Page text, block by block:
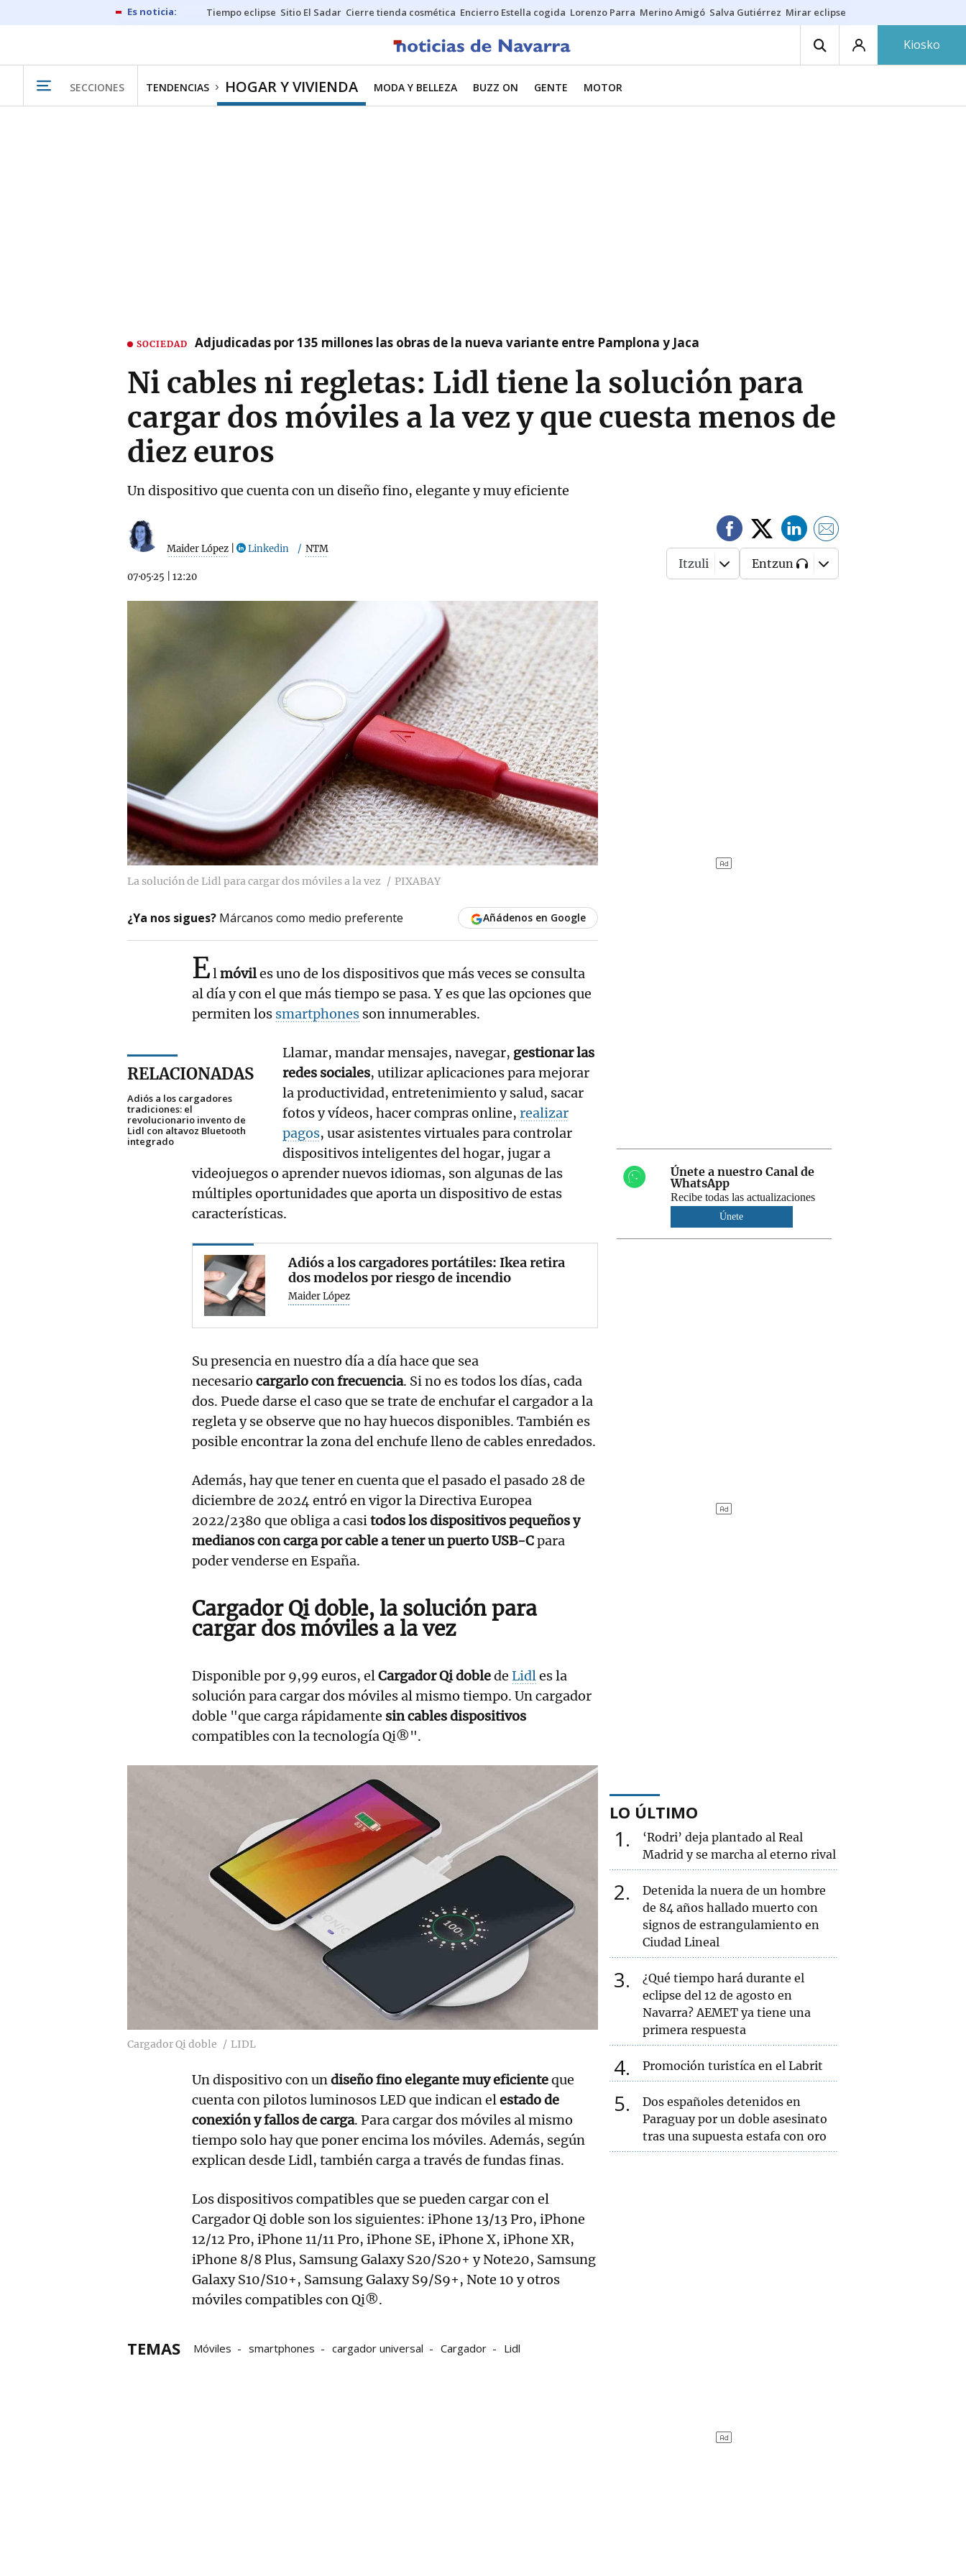
Tiempo eclipse Sitio El Sadar Cierre tienda cosmética Encierro Estella cogida Lorenzo Parra Merino Amigó Salva Gutiérrez Mirar eclipse
Kiosko
SECCIONES TENDENCIAS HOGAR Y VIVIENDA MODA Y BELLEZA BUZZ ON GENTE MOTOR
SOCIEDAD Adjudicadas por 135 millones las obras de la nueva variante entre Pamplona y Jaca
Ni cables ni regletas: Lidl tiene la solución para
cargar dos móviles a la vez y que cuesta menos de
diez euros
Un dispositivo que cuenta con un diseño fino, elegante y muy eficiente
Maider López Linkedin NTM
07·05·25 12:20
Itzuli Entzun
La solución de Lidl para cargar dos móviles a la vez PIXABAY
¿Ya nos sigues? Márcanos como medio preferente Añádenos en Google
Elmóviles uno de los dispositivos que más veces se consulta
al día y con el que más tiempo se pasa. Y es que las opciones que
permiten los smartphones son innumerables.
RELACIONADAS
Adiós a los cargadores
tradiciones: el
revolucionario invento de
Lidl con altavoz Bluetooth
integrado
Llamar, mandar mensajes, navegar, gestionar las
redes sociales, utilizar aplicaciones para mejorar
la productividad, entretenimiento y salud, sacar
fotos y vídeos, hacer compras online,realizar
pagos, usar asistentes virtuales para controlar
dispositivos inteligentes del hogar, jugar a
videojuegos o aprender nuevos idiomas, son algunas de las
múltiples oportunidades que aporta un dispositivo de estas
características.
Adiós a los cargadores portátiles: Ikea retira
dos modelos por riesgo de incendio
Maider López
Su presencia en nuestro día a día hace que sea
necesario cargarlo con frecuencia. Si no es todos los días, cada
dos. Puede darse el caso que se trate de enchufar el cargador a la
regleta y se observe que no hay huecos disponibles. También es
posible encontrar la zona del enchufe lleno de cables enredados.
Además, hay que tener en cuenta que el pasado el pasado 28 de
diciembre de 2024 entró en vigor la Directiva Europea
2022/2380 que obliga a casitodos los dispositivos pequeños y
medianos con carga por cable a tener un puerto USB-Cpara
poder venderse en España.
Cargador Qi doble, la solución para
cargar dos móviles a la vez
Disponible por 9,99 euros, elCargador Qi doblede Lidles la
solución para cargar dos móviles al mismo tiempo. Un cargador
doble "que carga rápidamente sin cables dispositivos
compatibles con la tecnología Qi®".
Cargador Qi doble LIDL
Un dispositivo con undiseño fino elegante muy eficienteque
cuenta con pilotos luminosos LED que indican elestado de
conexión y fallos de carga. Para cargar dos móviles al mismo
tiempo solo hay que poner encima los móviles. Además, según
explican desde Lidl, también carga a través de fundas finas.
Los dispositivos compatibles que se pueden cargar con el
Cargador Qi doble son los siguientes: iPhone 13/13 Pro, iPhone
12/12 Pro, iPhone 11/11 Pro, iPhone SE, iPhone X, iPhone XR,
iPhone 8/8 Plus, Samsung Galaxy S20/S20+ y Note20, Samsung
Galaxy S10/S10+, Samsung Galaxy S9/S9+, Note 10 y otros
móviles compatibles con Qi®.
TEMAS Móviles smartphones cargador universal Cargador Lidl
Únete a nuestro Canal de
WhatsApp
Recibe todas las actualizaciones
Únete
LO ÚLTIMO
1
‘Rodri’ deja plantado al Real
Madrid y se marcha al eterno rival
2
Detenida la nuera de un hombre
de 84 años hallado muerto con
signos de estrangulamiento en
Ciudad Lineal
3
¿Qué tiempo hará durante el
eclipse del 12 de agosto en
Navarra? AEMET ya tiene una
primera respuesta
4 Promoción turistíca en el Labrit
5
Dos españoles detenidos en
Paraguay por un doble asesinato
tras una supuesta estafa con oro